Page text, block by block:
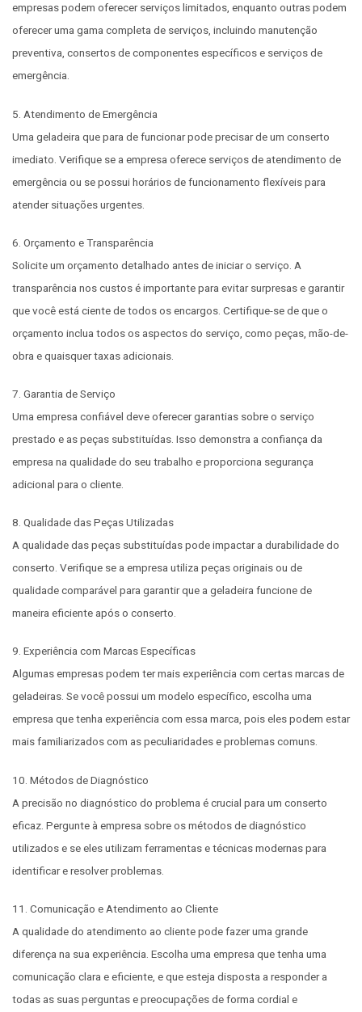
empresas podem oferecer serviços limitados, enquanto outras podem
oferecer uma gama completa de serviços, incluindo manutenção
preventiva, consertos de componentes específicos e serviços de
emergência.
5. Atendimento de Emergência
Uma geladeira que para de funcionar pode precisar de um conserto
imediato. Verifique se a empresa oferece serviços de atendimento de
emergência ou se possui horários de funcionamento flexíveis para
atender situações urgentes.
6. Orçamento e Transparência
Solicite um orçamento detalhado antes de iniciar o serviço. A
transparência nos custos é importante para evitar surpresas e garantir
que você está ciente de todos os encargos. Certifique-se de que o
orçamento inclua todos os aspectos do serviço, como peças, mão-de-
obra e quaisquer taxas adicionais.
7. Garantia de Serviço
Uma empresa confiável deve oferecer garantias sobre o serviço
prestado e as peças substituídas. Isso demonstra a confiança da
empresa na qualidade do seu trabalho e proporciona segurança
adicional para o cliente.
8. Qualidade das Peças Utilizadas
A qualidade das peças substituídas pode impactar a durabilidade do
conserto. Verifique se a empresa utiliza peças originais ou de
qualidade comparável para garantir que a geladeira funcione de
maneira eficiente após o conserto.
9. Experiência com Marcas Específicas
Algumas empresas podem ter mais experiência com certas marcas de
geladeiras. Se você possui um modelo específico, escolha uma
empresa que tenha experiência com essa marca, pois eles podem estar
mais familiarizados com as peculiaridades e problemas comuns.
10. Métodos de Diagnóstico
A precisão no diagnóstico do problema é crucial para um conserto
eficaz. Pergunte à empresa sobre os métodos de diagnóstico
utilizados e se eles utilizam ferramentas e técnicas modernas para
identificar e resolver problemas.
11. Comunicação e Atendimento ao Cliente
A qualidade do atendimento ao cliente pode fazer uma grande
diferença na sua experiência. Escolha uma empresa que tenha uma
comunicação clara e eficiente, e que esteja disposta a responder a
todas as suas perguntas e preocupações de forma cordial e